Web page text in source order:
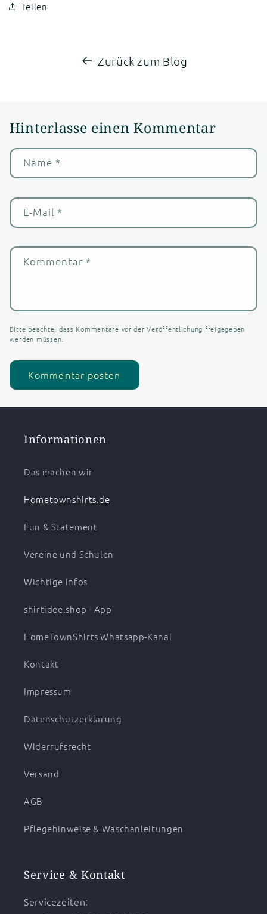
Teilen
Zurück zum Blog
Hinterlasse einen Kommentar
Name *
E-Mail*
Kommentar*
Bitte beachte, dass Kommentare vor der Veröffentlichung freigegeben
werden müssen.
Informationen
Das machen wir
Hometownshirts.de
Fun & Statement
Vereine und Schulen
WIchtige Infos
shirtidee.shop - App
HomeTownShirts Whatsapp-Kanal
Kontakt
Impressum
Datenschutzerklärung
Widerrufsrecht
Versand
AGB
Pflegehinweise & Waschanleitungen
Service & Kontakt
Servicezeiten: